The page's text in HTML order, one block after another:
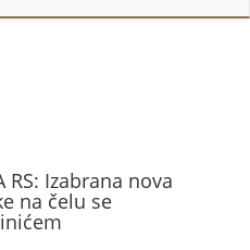
RS: Izabrana nova
na čelu se